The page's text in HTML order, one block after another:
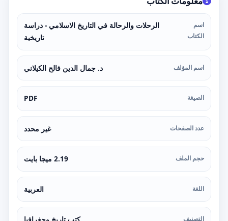
اسم
الكتاب
الرحلات والرحالة في التاريخ الاسلامي - دراسة
تاريخية
اسم المؤلف د. جمال الدين فالح الكيلاني
الصيغة PDF
عدد الصفحات غير محدد
حجم الملف 2.19 ميجا بايت
اللغة العربية
التصنيف